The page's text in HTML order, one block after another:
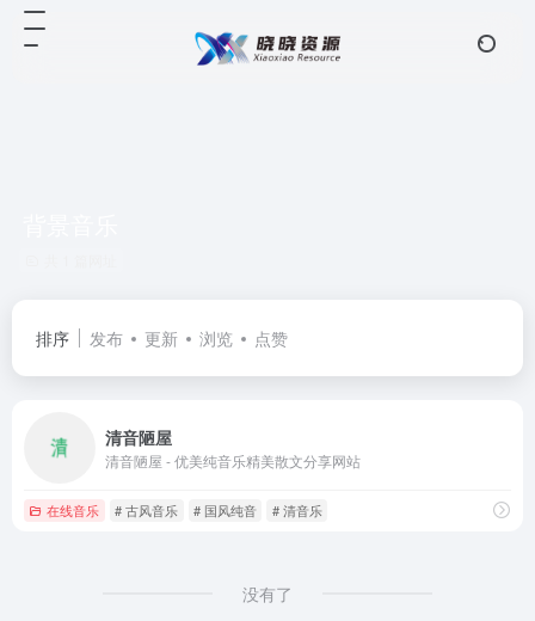
排序 发布 更新 浏览 点赞
清音陋屋
清音陋屋 - 优美纯音乐精美散文分享网站
在线音乐 # 古风音乐 # 国风纯音 # 清音乐
没有了